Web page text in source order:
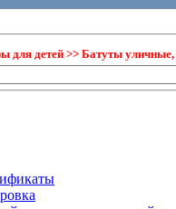
для детей >> Батуты